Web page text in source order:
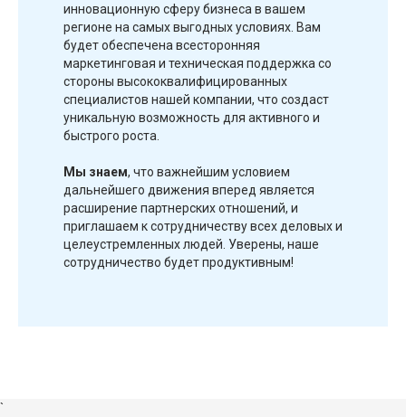
инновационную сферу бизнеса в вашем
регионе на самых выгодных условиях. Вам
будет обеспечена всесторонняя
маркетинговая и техническая поддержка со
стороны высококвалифицированных
специалистов нашей компании, что создаст
уникальную возможность для активного и
быстрого роста.
Мы знаем, что важнейшим условием
дальнейшего движения вперед является
расширение партнерских отношений, и
приглашаем к сотрудничеству всех деловых и
целеустремленных людей. Уверены, наше
сотрудничество будет продуктивным!
`